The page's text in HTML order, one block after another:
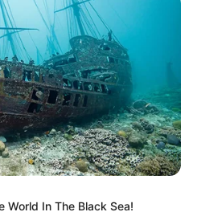
Antioquia
Calle
In The Black Sea!